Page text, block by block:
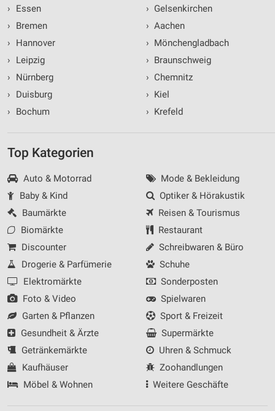
›
Essen
›
Bremen
›
Hannover
›
Leipzig
›
Nürnberg
›
Duisburg
›
Bochum
› Gelsenkirchen
› Aachen
› Mönchengladbach
› Braunschweig
› Chemnitz
› Kiel
› Krefeld
Top Kategorien
Auto & Motorrad
Baby & Kind
Baumärkte
Biomärkte
Discounter
Drogerie & Parfümerie
Elektromärkte
Foto & Video
Garten & Pflanzen
Gesundheit & Ärzte
Getränkemärkte
Kaufhäuser
Möbel & Wohnen
Mode & Bekleidung
Optiker & Hörakustik
Reisen & Tourismus
Restaurant
Schreibwaren & Büro
Schuhe
Sonderposten
Spielwaren
Sport & Freizeit
Supermärkte
Uhren & Schmuck
Zoohandlungen
Weitere Geschäfte